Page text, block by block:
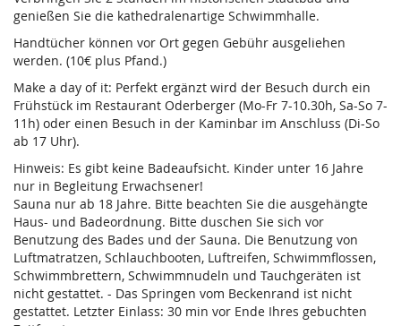
genießen Sie die kathedralenartige Schwimmhalle.
Handtücher können vor Ort gegen Gebühr ausgeliehen
werden. (10€ plus Pfand.)
Make a day of it: Perfekt ergänzt wird der Besuch durch ein
Frühstück im Restaurant Oderberger (Mo-Fr 7-10.30h, Sa-So 7-
11h) oder einen Besuch in der Kaminbar im Anschluss (Di-So
ab 17 Uhr).
Hinweis: Es gibt keine Badeaufsicht. Kinder unter 16 Jahre
nur in Begleitung Erwachsener!
Sauna nur ab 18 Jahre. Bitte beachten Sie die ausgehängte
Haus- und Badeordnung. Bitte duschen Sie sich vor
Benutzung des Bades und der Sauna. Die Benutzung von
Luftmatratzen, Schlauchbooten, Luftreifen, Schwimmflossen,
Schwimmbrettern, Schwimmnudeln und Tauchgeräten ist
nicht gestattet. - Das Springen vom Beckenrand ist nicht
gestattet. Letzter Einlass: 30 min vor Ende Ihres gebuchten